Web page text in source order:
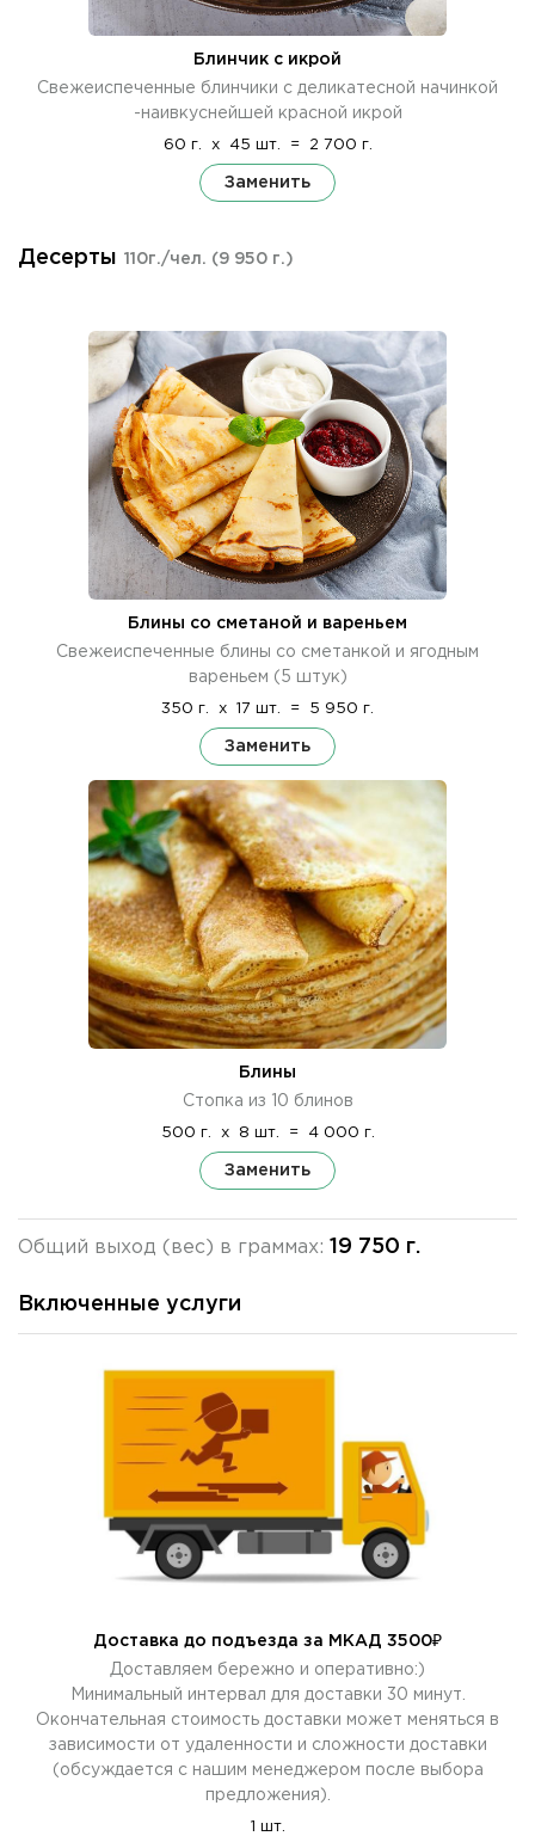
Блинчик с икрой
Свежеиспеченные блинчики с деликатесной начинкой
-наивкуснейшей красной икрой
60 г. x 45 шт. = 2 700 г.
Заменить
Десерты 110г./чел. (9 950 г.)
Блины со сметаной и вареньем
Свежеиспеченные блины со сметанкой и ягодным
вареньем (5 штук)
350 г. x 17 шт. = 5 950 г.
Заменить
Блины
Стопка из 10 блинов
500 г. x 8 шт. = 4 000 г.
Заменить
Общий выход (вес) в граммах: 19 750 г.
Включенные услуги
Доставка до подъезда за МКАД 3500₽
Доставляем бережно и оперативно:)
Минимальный интервал для доставки 30 минут.
Окончательная стоимость доставки может меняться в
зависимости от удаленности и сложности доставки
(обсуждается с нашим менеджером после выбора
предложения).
1 шт.